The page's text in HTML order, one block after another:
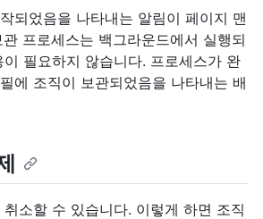
되었음을 나타내는 알림이 페이지 맨
프로세스는 백그라운드에서 실행되
필요하지 않습니다. 프로세스가 완
에 조직이 보관되었음을 나타내는 배
소할 수 있습니다. 이렇게 하면 조직